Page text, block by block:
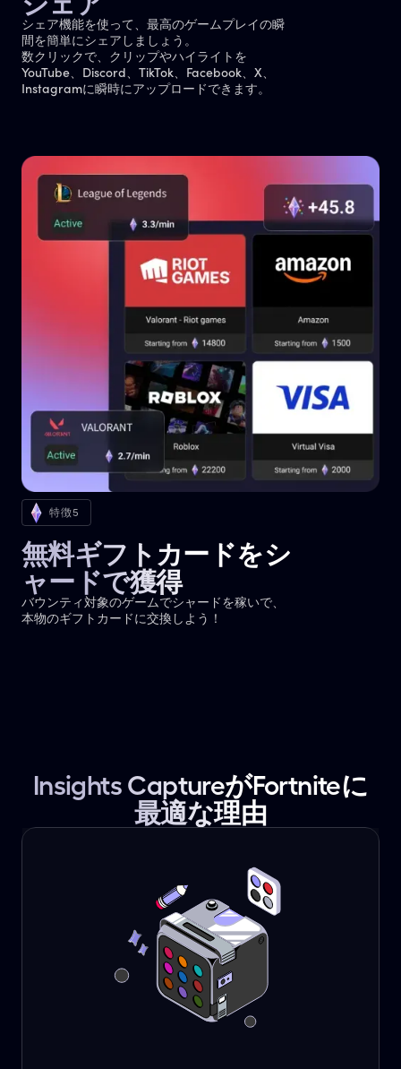
シェア機能を使って、最高のゲームプレイの瞬
間を簡単にシェアしましょう。
数クリックで、クリップやハイライトを
YouTube、Discord、TikTok、Facebook、X、
Instagramに瞬時にアップロードできます。
特徴5
無料ギフトカードをシ
ャードで獲得
バウンティ対象のゲームでシャードを稼いで、
本物のギフトカードに交換しよう！
Insights CaptureがFortniteに
最適な理由